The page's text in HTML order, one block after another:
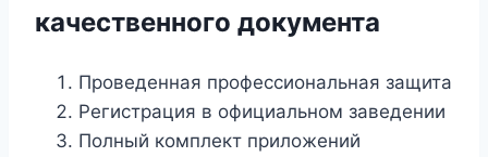
качественного документа
Проведенная профессиональная защита
Регистрация в официальном заведении
Полный комплект приложений